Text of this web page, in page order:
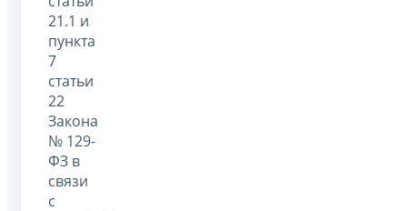
21.1 и
пункта
7
статьи
22
Закона
№ 129-
ФЗ в
связи
с